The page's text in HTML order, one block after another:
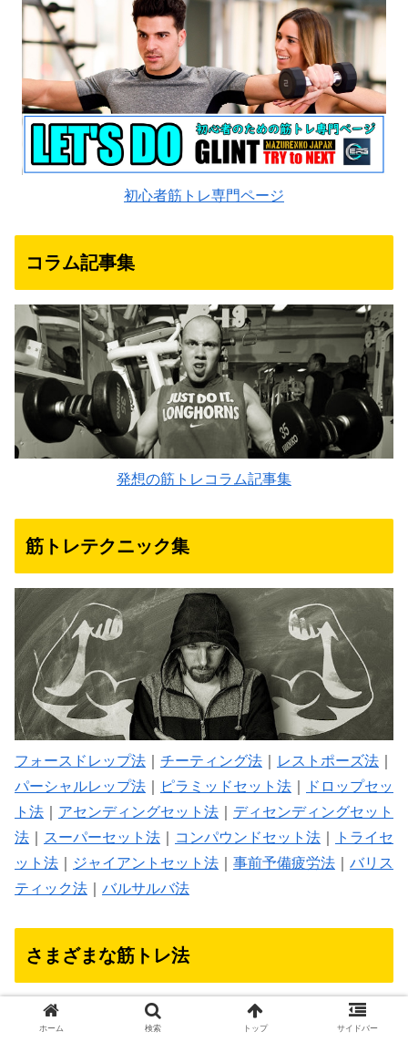
初心者筋トレ専門ページ
コラム記事集
発想の筋トレコラム記事集
筋トレテクニック集
フォースドレップ法 チーティング法 レストポーズ法
パーシャルレップ法
ピラミッドセット法
ドロップセッ
ト法
アセンディングセット法
ディセンディングセット
法
スーパーセット法 コンパウンドセット法
トライセ
ット法
ジャイアントセット法 事前予備疲労法
バリス
ティック法
バルサルバ法
さまざまな筋トレ法
アイソメトリックストレーニング方法
ケーブル筋トレ
スミスマシン筋トレ
ホーム 検索 トップ サイドバー